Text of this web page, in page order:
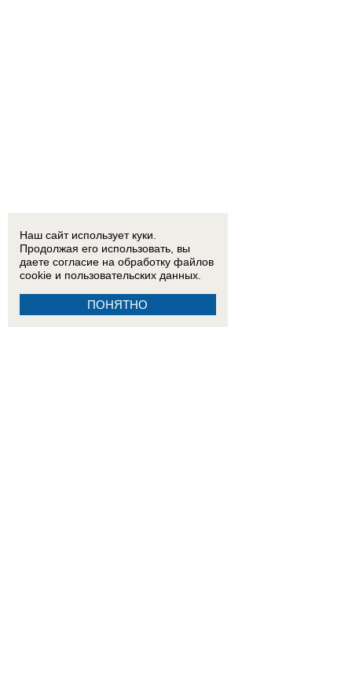
Наш сайт использует куки.
Продолжая его использовать, вы
даете согласие на обработку файлов
cookie и пользовательских данных.
ПОНЯТНО